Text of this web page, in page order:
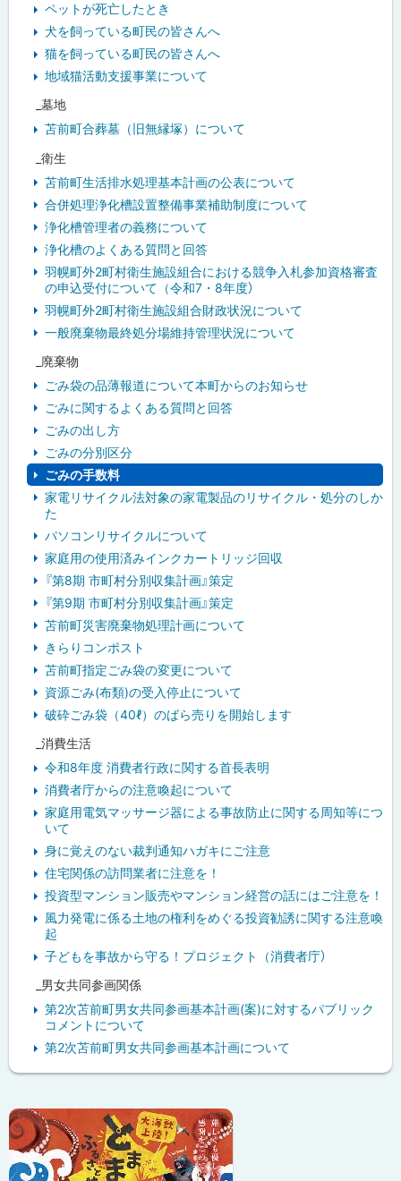
ペットが死亡したとき
犬を飼っている町民の皆さんへ
猫を飼っている町民の皆さんへ
地域猫活動支援事業について
_墓地
苫前町合葬墓（旧無縁塚）について
_衛生
苫前町生活排水処理基本計画の公表について
合併処理浄化槽設置整備事業補助制度について
浄化槽管理者の義務について
浄化槽のよくある質問と回答
羽幌町外2町村衛生施設組合における競争入札参加資格審査
の申込受付について（令和7・8年度）
羽幌町外2町村衛生施設組合財政状況について
一般廃棄物最終処分場維持管理状況について
_廃棄物
ごみ袋の品薄報道について本町からのお知らせ
ごみに関するよくある質問と回答
ごみの出し方
ごみの分別区分
ごみの手数料
家電リサイクル法対象の家電製品のリサイクル・処分のしか
た
パソコンリサイクルについて
家庭用の使用済みインクカートリッジ回収
『第8期 市町村分別収集計画』策定
『第9期 市町村分別収集計画』策定
苫前町災害廃棄物処理計画について
きらりコンポスト
苫前町指定ごみ袋の変更について
資源ごみ(布類)の受入停止について
破砕ごみ袋（40ℓ）のばら売りを開始します
_消費生活
令和8年度 消費者行政に関する首長表明
消費者庁からの注意喚起について
家庭用電気マッサージ器による事故防止に関する周知等につ
いて
身に覚えのない裁判通知ハガキにご注意
住宅関係の訪問業者に注意を！
投資型マンション販売やマンション経営の話にはご注意を！
風力発電に係る土地の権利をめぐる投資勧誘に関する注意喚
起
子どもを事故から守る！プロジェクト（消費者庁）
_男女共同参画関係
第2次苫前町男女共同参画基本計画(案)に対するパブリック
コメントについて
第2次苫前町男女共同参画基本計画について
ッ
ク